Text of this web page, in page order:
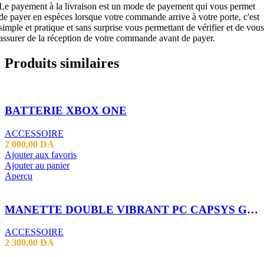
payement à la livraison est un mode de payement qui vous permet
payer en espèces lorsque votre commande arrive à votre porte, c'est
et pratique et sans surprise vous permettant de vérifier et de vous
de la réception de votre commande avant de payer.
Produits similaires
BATTERIE XBOX ONE
ACCESSOIRE
2 000,00 DA
Ajouter aux favoris
Ajouter au panier
Aperçu
MANETTE DOUBLE VIBRANT PC CAPSYS GS 509
ACCESSOIRE
2 300,00 DA